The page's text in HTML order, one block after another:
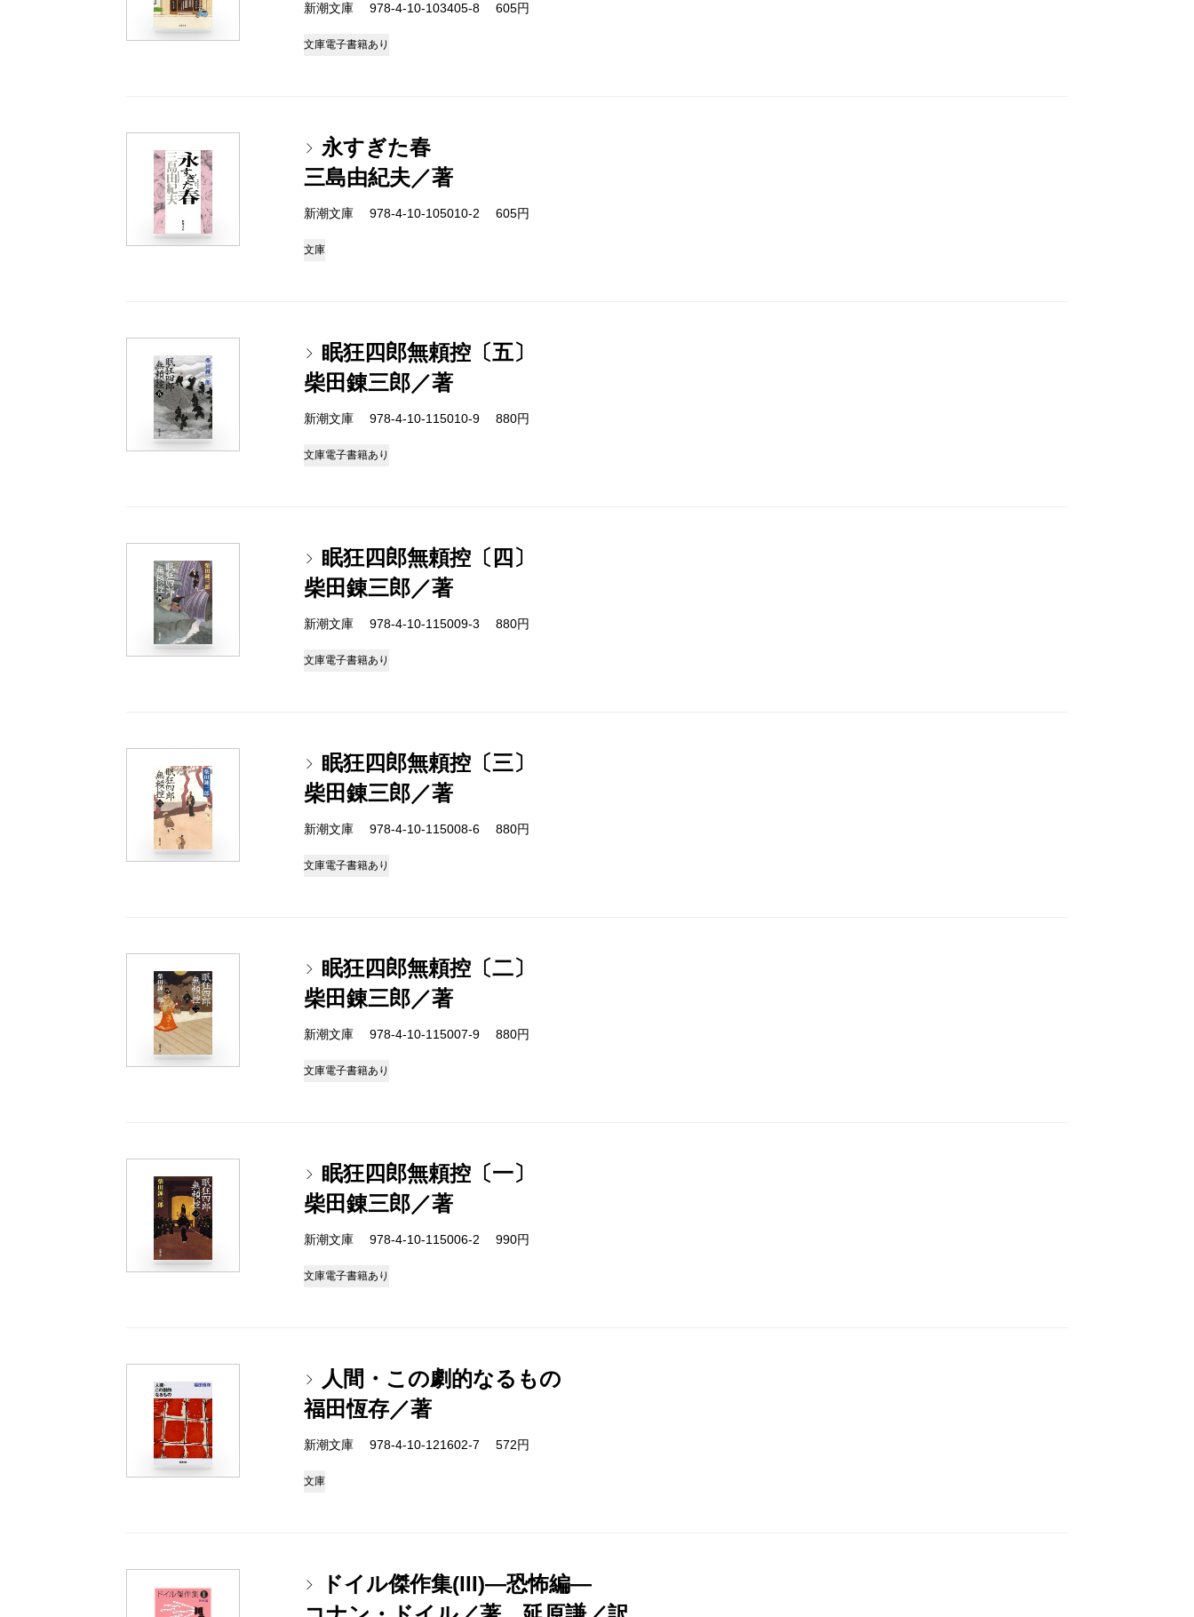
新潮文庫 978-4-10-103405-8 605円
文庫電子書籍あり
永すぎた春
三島由紀夫／著
新潮文庫 978-4-10-105010-2 605円
文庫
眠狂四郎無頼控〔五〕
柴田錬三郎／著
新潮文庫 978-4-10-115010-9 880円
文庫電子書籍あり
眠狂四郎無頼控〔四〕
柴田錬三郎／著
新潮文庫 978-4-10-115009-3 880円
文庫電子書籍あり
眠狂四郎無頼控〔三〕
柴田錬三郎／著
新潮文庫 978-4-10-115008-6 880円
文庫電子書籍あり
眠狂四郎無頼控〔二〕
柴田錬三郎／著
新潮文庫 978-4-10-115007-9 880円
文庫電子書籍あり
眠狂四郎無頼控〔一〕
柴田錬三郎／著
新潮文庫 978-4-10-115006-2 990円
文庫電子書籍あり
人間・この劇的なるもの
福田恆存／著
新潮文庫 978-4-10-121602-7 572円
文庫
ドイル傑作集(III)―恐怖編―